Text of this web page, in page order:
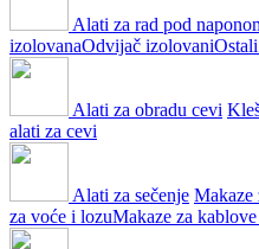
Alati za rad pod
izolovanaOdvijač izolovani
Alati za obradu cevi
alati za cevi
Alati za sečenje Makaze
za voće i lozuMakaze za